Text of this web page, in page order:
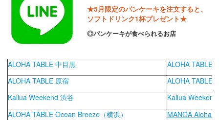
★5月限定のパンケーキを注文すると、
ソフトドリンク1杯プレゼント★
◎パンケーキが食べられるお店
ALOHA TABLE 中目黒
ALOHA TABLE
ALOHA TABLE 原宿
ALOHA TABLE
Kailua Weekend 渋⾕
Kailua
ALOHA TABLE Ocean Breeze（横浜）
MANOA Aloha